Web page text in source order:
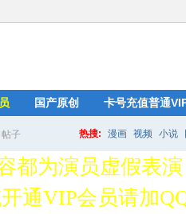
国产原创 卡号充值普通
帖子
搜
热搜: 漫画 视频 小说
都为演员虚假表
通VIP会员请加